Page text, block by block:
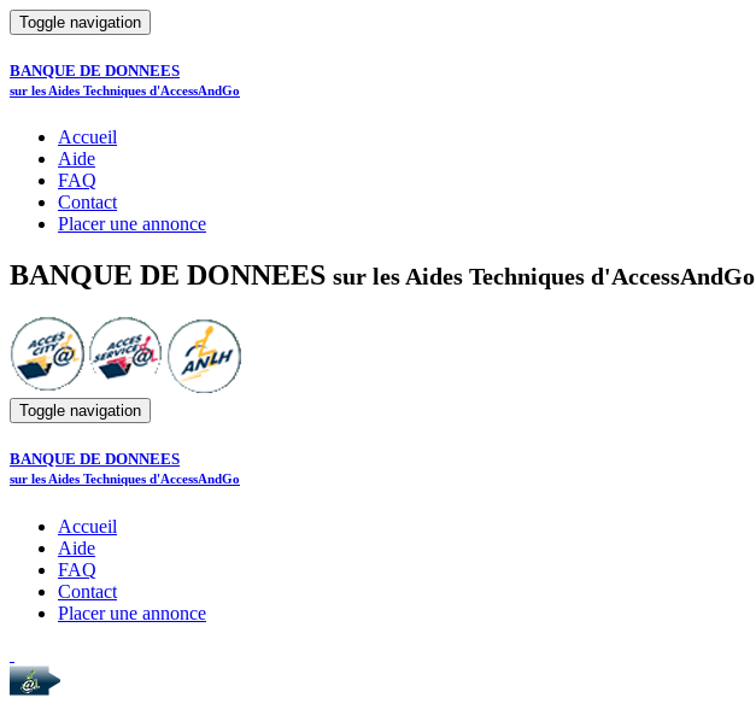
Toggle navigation
BANQUE DE DONNEES
sur les Aides Techniques d'AccessAndGo
Accueil
Aide
FAQ
Contact
Placer une annonce
BANQUE DE DONNEES sur les Aides Techniques d'AccessAndGo
Toggle navigation
BANQUE DE DONNEES
sur les Aides Techniques d'AccessAndGo
Accueil
Aide
FAQ
Contact
Placer une annonce